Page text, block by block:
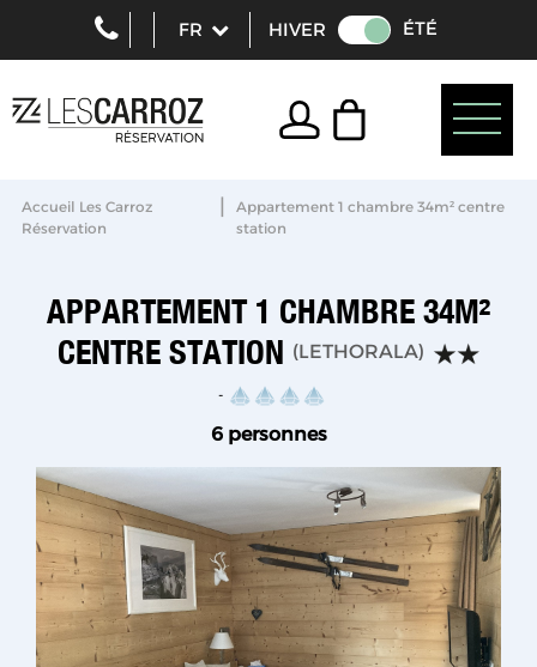
HIVER ÉTÉ
Accueil Les Carroz
Réservation
|
Appartement 1 chambre 34m² centre
station
APPARTEMENT 1 CHAMBRE 34M²
CENTRE STATION (LETHORALA)
6 personnes